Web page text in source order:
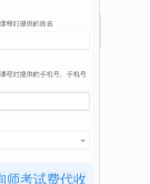
师考试费代收